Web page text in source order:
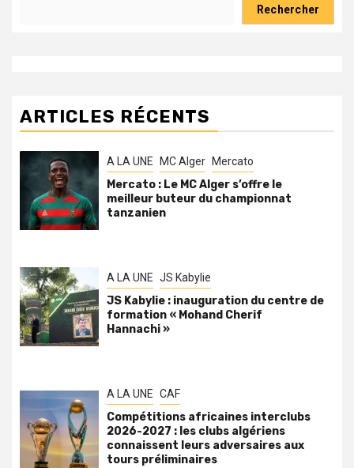
Rechercher
ARTICLES RÉCENTS
A LA UNE MC Alger Mercato
Mercato : Le MC Alger s’offre le
meilleur buteur du championnat
tanzanien
A LA UNE JS Kabylie
JS Kabylie : inauguration du centre de
formation « Mohand Cherif
Hannachi »
A LA UNE CAF
Compétitions africaines interclubs
2026-2027 : les clubs algériens
connaissent leurs adversaires aux
tours préliminaires